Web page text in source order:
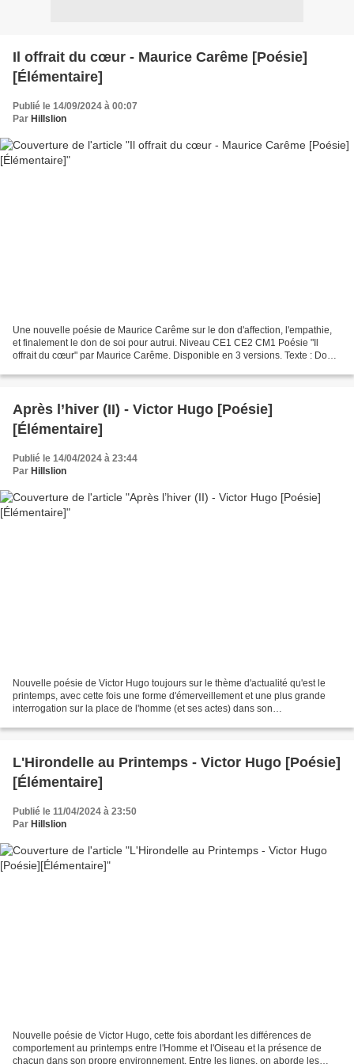
Il offrait du cœur - Maurice Carême [Poésie]
[Élémentaire]
Publié le 14/09/2024 à 00:07
Par Hillslion
Une nouvelle poésie de Maurice Carême sur le don d'affection, l'empathie,
et finalement le don de soi pour autrui. Niveau CE1 CE2 CM1 Poésie "Il
offrait du cœur" par Maurice Carême. Disponible en 3 versions. Texte : Donc,
Après l’hiver (II) - Victor Hugo [Poésie]
[Élémentaire]
Publié le 14/04/2024 à 23:44
Par Hillslion
Nouvelle poésie de Victor Hugo toujours sur le thème d'actualité qu'est le
printemps, avec cette fois une forme d'émerveillement et une plus grande
interrogation sur la place de l'homme (et ses actes) dans son
L'Hirondelle au Printemps - Victor Hugo [Poésie]
[Élémentaire]
Publié le 11/04/2024 à 23:50
Par Hillslion
Nouvelle poésie de Victor Hugo, cette fois abordant les différences de
comportement au printemps entre l'Homme et l'Oiseau et la présence de
chacun dans son propre environnement. Entre les lignes, on aborde les